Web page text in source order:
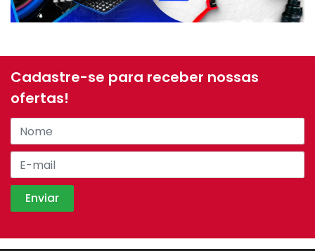
Cadastre-se para receber nossas
ofertas!